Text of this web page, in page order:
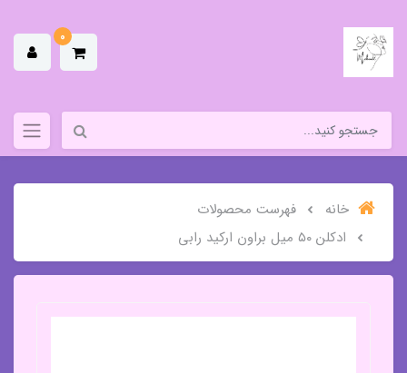
0
خانه
فهرست محصولات
ادکلن ۵۰ میل براون ارکید رابی